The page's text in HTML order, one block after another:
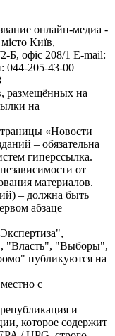
онлайн-медиа -
Київ,
офіс 208/1 E-mail:
044-205-43-00
размещённых на
на
«Новости
– обязательна
гиперссылка.
от
материалов.
– должна быть
абзаце
"Власть", "Выборы",
публикуются на
с
и
которое содержит